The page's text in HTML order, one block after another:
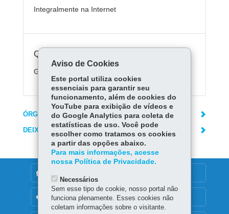
Integralmente na Internet
Quanto custa:
Gratuito
ÓRGÃO RESPONSÁVEL
DEIXE SUA OPINIÃO
OUVIDORIA
Aviso de Cookies
Este portal utiliza cookies
essenciais para garantir seu
funcionamento, além de cookies do
YouTube para exibição de vídeos e
do Google Analytics para coleta de
estatísticas de uso. Você pode
escolher como tratamos os cookies
a partir das opções abaixo.
Para mais informações, acesse
nossa Política de Privacidade.
Necessários
Sem esse tipo de cookie, nosso portal não
funciona plenamente. Esses cookies não
coletam informações sobre o visitante.